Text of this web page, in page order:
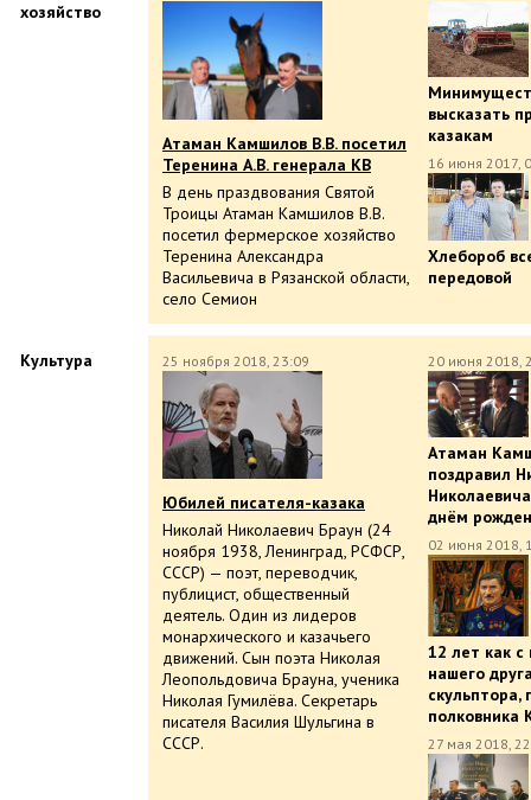
хозяйство
Атаман Камшилов В.В. посетил
Теренина А.В. генерала КВ
В день праздвования Святой
Троицы Атаман Камшилов В.В.
посетил фермерское хозяйство
Теренина Александра
Васильевича в Рязанской области,
село Семион
высказать
казакам
16 июня 2017,
Хлебороб
передовой
Культура 25 ноября 2018, 23:09
Юбилей писателя-казака
Николай Николаевич Браун (24
ноября 1938, Ленинград, РСФСР,
СССР) — поэт, переводчик,
публицист, общественный
деятель. Один из лидеров
монархического и казачьего
движений. Сын поэта Николая
Леопольдовича Брауна, ученика
Николая Гумилёва. Секретарь
писателя Василия Шульгина в
СССР.
20 июня 2018,
Атаман
поздравил
днём
02 июня 2018,
12 лет как
нашего
скульптора,
полковника
27 мая 2018,